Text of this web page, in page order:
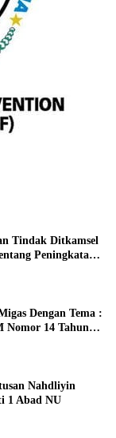
Tindak Ditkamsel
Peningkatan
Dengan Tema :
Nomor 14 Tahun
Nahdliyin
1 Abad NU